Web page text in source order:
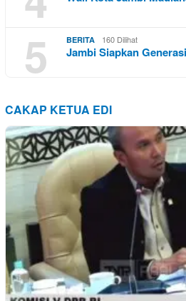
5 BERITA 160 Dilihat
Jambi Siapkan
CAKAP KETUA EDI